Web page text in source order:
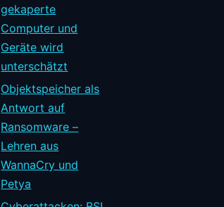
gekaperte
Computer und
Geräte wird
unterschätzt
Objektspeicher als
Antwort auf
Ransomware –
Lehren aus
WannaCry und
Petya